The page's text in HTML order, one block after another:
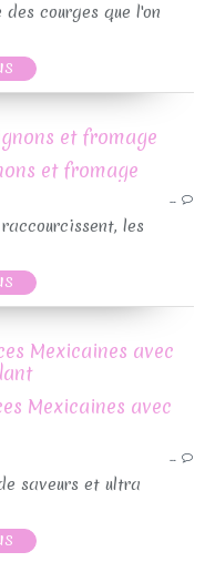
courges que l'on
et fromage
…
les
Mexicaines avec
…
saveurs et ultra